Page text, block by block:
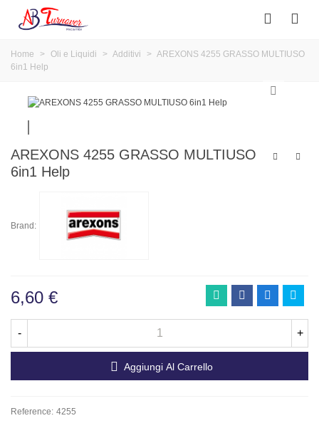
Home > Oli e Liquidi > Additivi > AREXONS 4255 GRASSO MULTIUSO
6in1 Help
AREXONS 4255 GRASSO MULTIUSO
6in1 Help
Brand:
6,60 €
- +
Aggiungi Al Carrello
Reference: 4255